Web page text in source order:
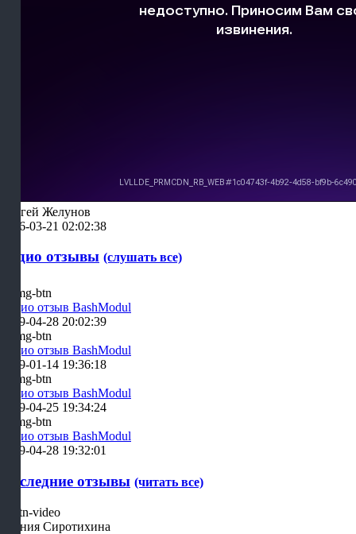
Сергей Желунов
2026-03-21 02:02:38
Аудио отзывы (слушать все)
Аудио отзыв BashModul
2019-04-28 20:02:39
Аудио отзыв BashModul
2019-01-14 19:36:18
Аудио отзыв BashModul
2019-04-25 19:34:24
Аудио отзыв BashModul
2019-04-28 19:32:01
Последние отзывы (читать все)
Ксения Сиротихина